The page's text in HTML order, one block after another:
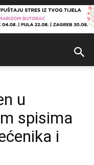
u
spisima
i